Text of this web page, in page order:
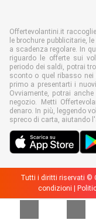
Offertevolantini.it
le brochure pubblicitarie,
a scadenza regolare. In
riguardo le offerte sui
periodo dei saldi, potrai
sconto o quel ribasso
primo a presentarti i
Ovviamente, potrai
negozio. Metti
denaro. In più, leggendo
spreco di carta, aiutando
Tutti i diritti riservati ©
condizioni